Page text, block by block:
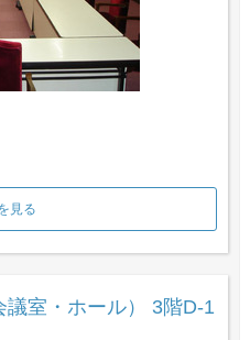
見る
室・ホール） 3階D-1